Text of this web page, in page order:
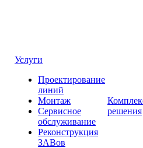
Услуги
Проектирование
линий
Монтаж
Сервисное
обслуживание
Реконструкция
ЗАВов
решения